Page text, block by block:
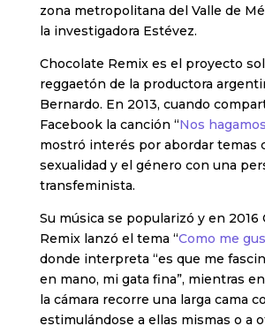
zona metropolitana del Valle de
la investigadora Estévez.
Chocolate Remix es el proyecto
reggaetón de la productora
Bernardo. En 2013, cuando
Facebook la canción “Nos
mostró interés por abordar temas
sexualidad y el género con una
transfeminista.
Su música se popularizó y en 2016
Remix lanzó el tema “Como me
donde interpreta “es que me
en mano, mi gata fina”, mientras
la cámara recorre una larga cama
estimulándose a ellas mismas o a